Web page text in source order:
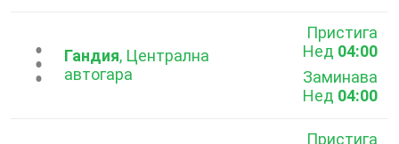
...Гандия, Централна
автогара
Пристига
Нед 04:00
Заминава
Нед 04:00
Пристига